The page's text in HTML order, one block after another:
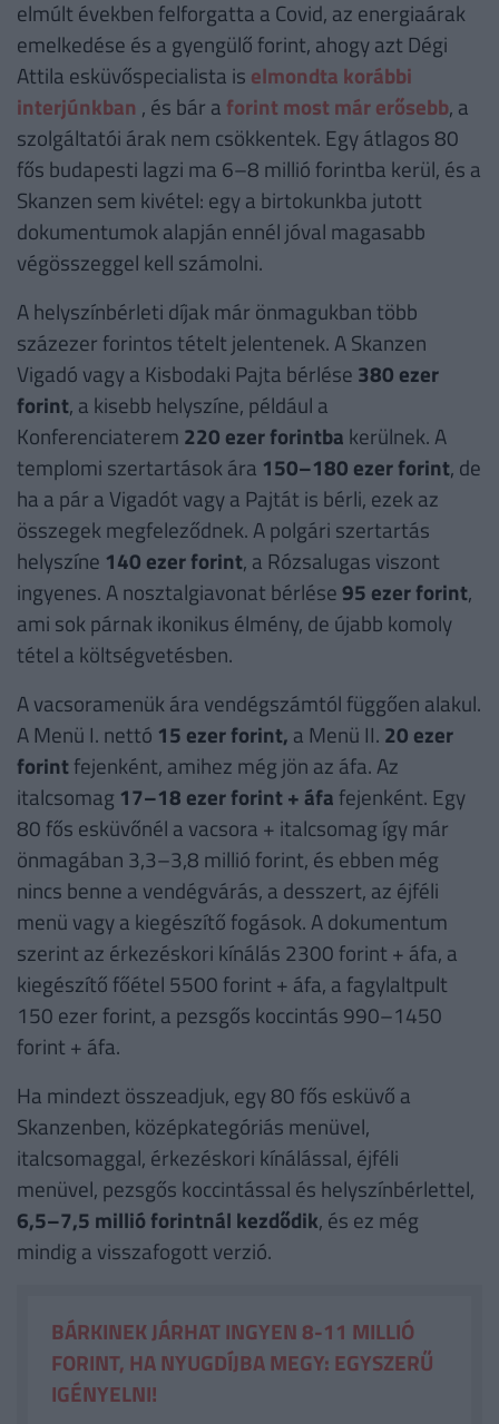
elmúlt években felforgatta a Covid, az energiaárak
emelkedése és a gyengülő forint, ahogy azt Dégi
Attila esküvőspecialista is elmondta korábbi
interjúnkban , és bár a forint most már erősebb, a
szolgáltatói árak nem csökkentek. Egy átlagos 80
fős budapesti lagzi ma 6–8 millió forintba kerül, és a
Skanzen sem kivétel: egy a birtokunkba jutott
dokumentumok alapján ennél jóval magasabb
végösszeggel kell számolni.
A helyszínbérleti díjak már önmagukban több
százezer forintos tételt jelentenek. A Skanzen
Vigadó vagy a Kisbodaki Pajta bérlése 380 ezer
forint, a kisebb helyszíne, például a
Konferenciaterem 220 ezer forintba kerülnek. A
templomi szertartások ára 150–180 ezer forint, de
ha a pár a Vigadót vagy a Pajtát is bérli, ezek az
összegek megfeleződnek. A polgári szertartás
helyszíne 140 ezer forint, a Rózsalugas viszont
ingyenes. A nosztalgiavonat bérlése95 ezer forint,
ami sok párnak ikonikus élmény, de újabb komoly
tétel a költségvetésben.
A vacsoramenük ára vendégszámtól függően alakul.
A Menü I. nettó 15 ezer forint, a Menü II. 20 ezer
forintfejenként, amihez még jön az áfa. Az
italcsomag 17–18 ezer forint + áfa fejenként. Egy
80 fős esküvőnél a vacsora + italcsomag így már
önmagában 3,3–3,8 millió forint, és ebben még
nincs benne a vendégvárás, a desszert, az éjféli
menü vagy a kiegészítő fogások. A dokumentum
szerint az érkezéskori kínálás 2300 forint + áfa, a
kiegészítő főétel 5500 forint + áfa, a fagylaltpult
150 ezer forint, a pezsgős koccintás 990–1450
forint + áfa.
Ha mindezt összeadjuk, egy 80 fős esküvő a
Skanzenben, középkategóriás menüvel,
italcsomaggal, érkezéskori kínálással, éjféli
menüvel, pezsgős koccintással és helyszínbérlettel,
6,5–7,5 millió forintnál kezdődik, és ez még
mindig a visszafogott verzió.
BÁRKINEK JÁRHAT INGYEN 8-11 MILLIÓ
FORINT, HA NYUGDÍJBA MEGY: EGYSZERŰ
IGÉNYELNI!